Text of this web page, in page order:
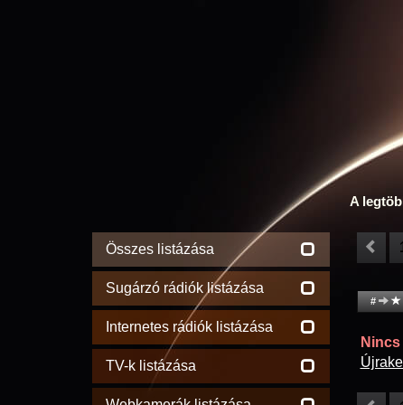
A
Összes listázása
Sugárzó rádiók listázása
Internetes rádiók listázása
TV-k listázása
#